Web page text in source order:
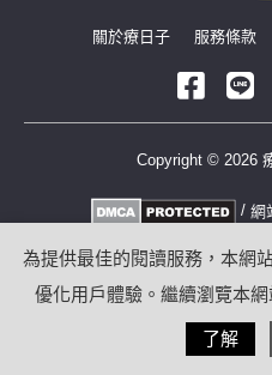
關於療日子 服務條款
Copyright © 2026
/ 網
為提供最佳的閱讀服務，本網
優化用戶體驗。繼續瀏覽本
了解